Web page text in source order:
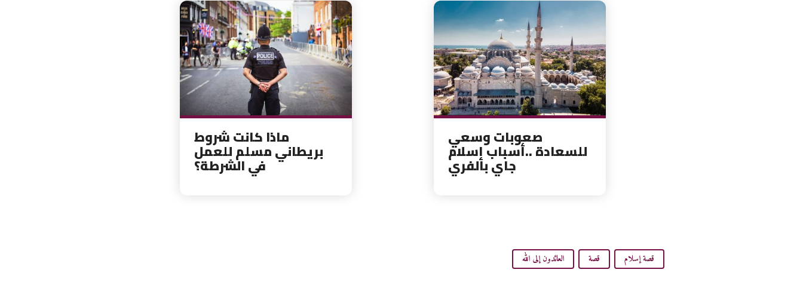
صعوبات وسعي
للسعادة ..أسباب إسلام
جاي بالفري
ماذا كانت شروط
بريطاني مسلم للعمل
في الشرطة؟
قصة إسلام قصة العائدون إلى الله